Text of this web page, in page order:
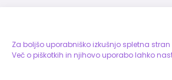
Za boljšo uporabniško izkušnjo spletna
Več o piškotkih in njihovo uporabo lahko